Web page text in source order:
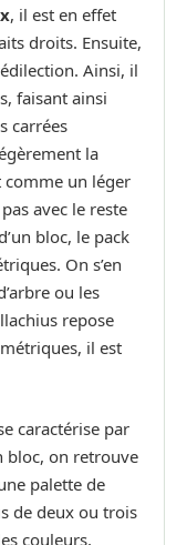
, il est en effet
droits. Ensuite,
Ainsi, il
faisant ainsi
carrées
la
comme un léger
avec le reste
bloc, le pack
On s’en
ou les
repose
il est
caractérise par
bloc, on retrouve
palette de
de deux ou trois
couleurs,